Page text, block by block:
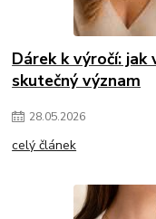
Dárek k výročí:
skutečný význam
28.05.2026
celý článek